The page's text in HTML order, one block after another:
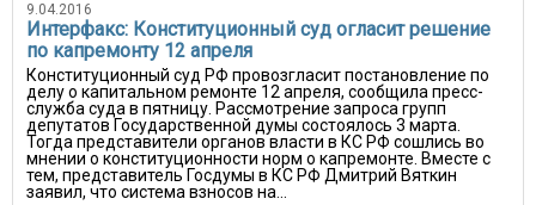
9.04.2016
Интерфакс: Конституционный суд огласит решение
по капремонту 12 апреля
Конституционный суд РФ провозгласит постановление по
делу о капитальном ремонте 12 апреля, сообщила пресс-
служба суда в пятницу. Рассмотрение запроса групп
депутатов Государственной думы состоялось 3 марта.
Тогда представители органов власти в КС РФ сошлись во
мнении о конституционности норм о капремонте. Вместе с
тем, представитель Госдумы в КС РФ Дмитрий Вяткин
заявил, что система взносов на...